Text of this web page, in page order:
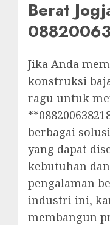
Berat
Jika Anda
konstruksi
ragu untuk
berbagai
yang dapat
kebutuhan
pengalaman
industri ini,
membangun